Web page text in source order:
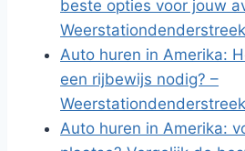
beste opties voor jouw
Weerstationdenderstreek
Auto huren in Amerika:
een rijbewijs nodig? –
Weerstationdenderstreek
Auto huren in Amerika: